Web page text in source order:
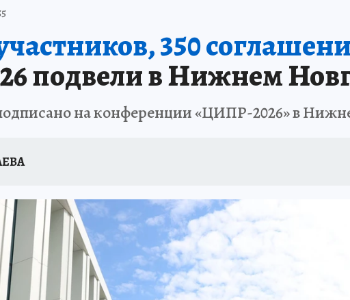
СЕБЕ
350
подвели в Нижнем
на конференции «ЦИПР-2026» в